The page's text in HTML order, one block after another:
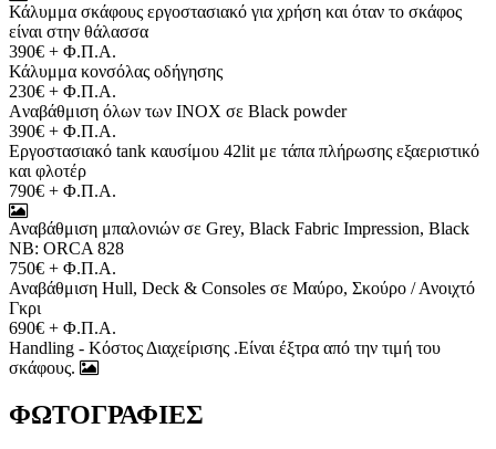
Κάλυμμα σκάφους εργοστασιακό για χρήση και όταν το σκάφος
είναι στην θάλασσα
390€ + Φ.Π.Α.
Κάλυμμα κονσόλας οδήγησης
230€ + Φ.Π.Α.
Aναβάθμιση όλων των INOX σε Black powder
390€ + Φ.Π.Α.
Εργοστασιακό tank καυσίμου 42lit με τάπα πλήρωσης εξαεριστικό
και φλοτέρ
790€ + Φ.Π.Α.
Αναβάθμιση μπαλονιών σε Grey, Black Fabric Impression, Black
NB: ORCA 828
750€ + Φ.Π.Α.
Αναβάθμιση Hull, Deck & Consoles σε Μαύρο, Σκούρο / Ανοιχτό
Γκρι
690€ + Φ.Π.Α.
Handling - Κόστος Διαχείρισης .Είναι έξτρα από την τιμή του
σκάφους.
ΦΩΤΟΓΡΑΦΙΕΣ